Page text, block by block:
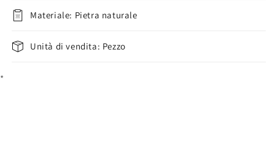
Materiale: Pietra naturale
Unità di vendita: Pezzo
*